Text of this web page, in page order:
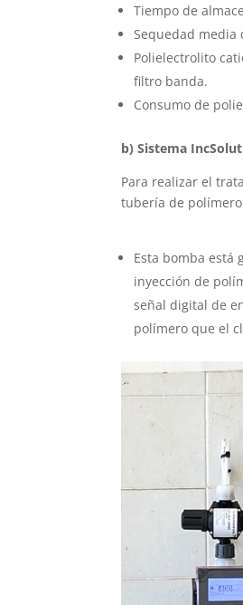
Tiempo de
Sequedad media
Polielectrolito
filtro banda.
Consumo de
b) Sistema
Para realizar el
tubería de
Esta bomba está
inyección de
señal digital de
polímero que el